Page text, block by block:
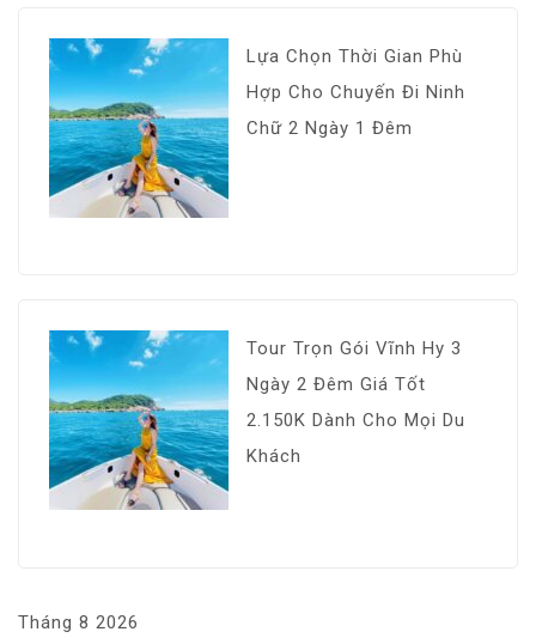
Lựa Chọn Thời Gian Phù
Hợp Cho Chuyến Đi Ninh
Chữ 2 Ngày 1 Đêm
Tour Trọn Gói Vĩnh Hy 3
Ngày 2 Đêm Giá Tốt
2.150K Dành Cho Mọi Du
Khách
Tháng 8 2026